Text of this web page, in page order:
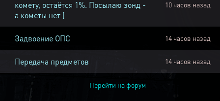
комету, остаётся 1%. Посылаю зонд -
а кометы нет (
10 часов назад
Задвоение ОПС 14 часов назад
Передача предметов 14 часов назад
Перейти на форум